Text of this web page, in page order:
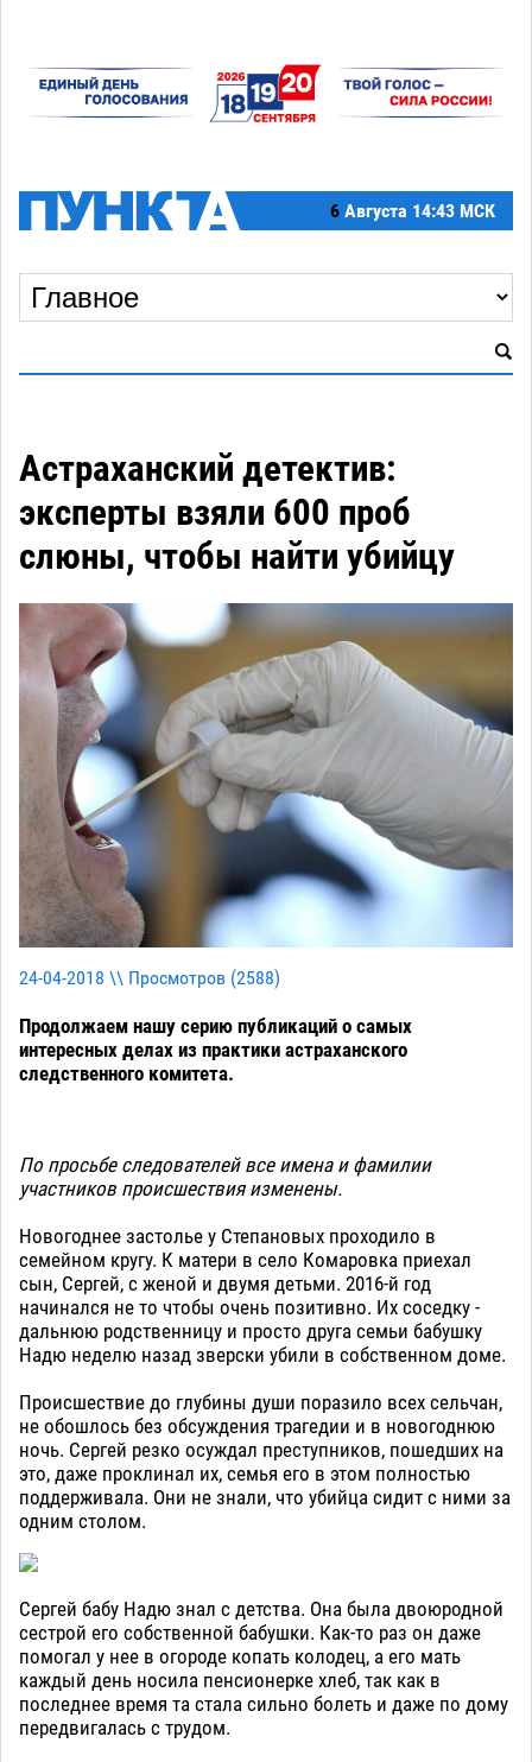
6 Августа 14:43 МСК
Астраханский детектив:
эксперты взяли 600 проб
слюны, чтобы найти убийцу
24-04-2018 \\ Просмотров (2588)
Продолжаем нашу серию публикаций о самых
интересных делах из практики астраханского
следственного комитета.
По просьбе следователей все имена и фамилии
участников происшествия изменены.
Новогоднее застолье у Степановых проходило в
семейном кругу. К матери в село Комаровка приехал
сын, Сергей, с женой и двумя детьми. 2016-й год
начинался не то чтобы очень позитивно. Их соседку -
дальнюю родственницу и просто друга семьи бабушку
Надю неделю назад зверски убили в собственном доме.
Происшествие до глубины души поразило всех сельчан,
не обошлось без обсуждения трагедии и в новогоднюю
ночь. Сергей резко осуждал преступников, пошедших на
это, даже проклинал их, семья его в этом полностью
поддерживала. Они не знали, что убийца сидит с ними за
одним столом.
Сергей бабу Надю знал с детства. Она была двоюродной
сестрой его собственной бабушки. Как-то раз он даже
помогал у нее в огороде копать колодец, а его мать
каждый день носила пенсионерке хлеб, так как в
последнее время та стала сильно болеть и даже по дому
передвигалась с трудом.